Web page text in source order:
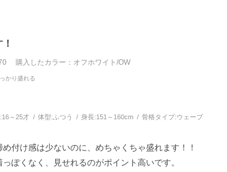
購入したカラー：オフホワイト/OW
かり盛れる
16～25才 体型: ふつう 身長:151～160cm 骨格タイプ:ウェーブ
め付け感は少ないのに、めちゃくちゃ盛れます！！
ぽくなく、見せれるのがポイント高いです。